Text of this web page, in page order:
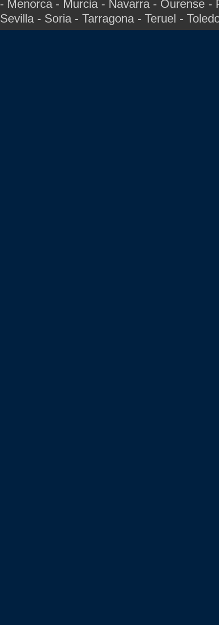
- Menorca - Murcia - Navarra - Ourense
Sevilla - Soria - Tarragona - Teruel -